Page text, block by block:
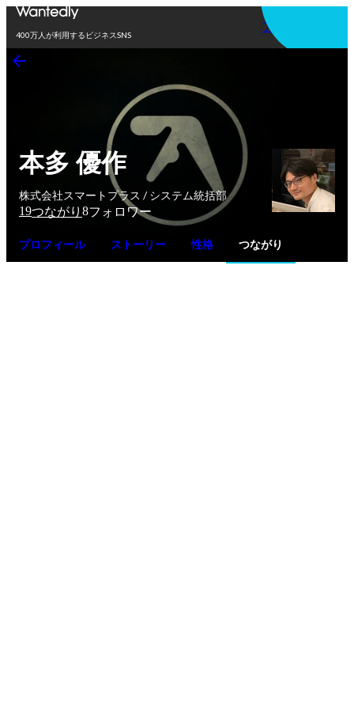
400万人が利用するビジネスSNS
アプリを使う
本多 優作
株式会社スマートプラス / システム統括部
19つながり 8フォロワー
プロフィール ストーリー 性格 つながり